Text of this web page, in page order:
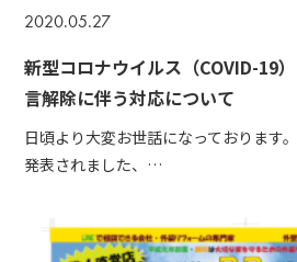
2020.05.27
新型コロナウイルス（COVID-19
言解除に伴う対応について
日頃より大変お世話になっております
発表されました、…